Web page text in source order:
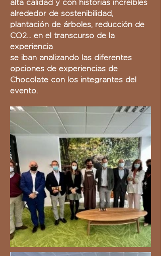
alta calidad y con historias increíbles
alrededor de sostenibilidad,
plantación de árboles, reducción de
CO2... en el transcurso de la
experiencia
se iban analizando las diferentes
opciones de experiencias de
Chocolate con los integrantes del
evento.